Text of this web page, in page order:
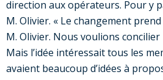
direction aux opérateurs. Pour y
M. Olivier. « Le changement
M. Olivier. Nous voulions concilier
Mais l’idée intéressait tous les
avaient beaucoup d’idées à